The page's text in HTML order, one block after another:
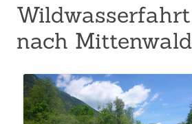
Wildwasserfahrt
nach Mittenwald